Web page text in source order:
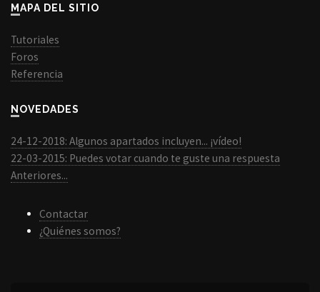
MAPA DEL SITIO
Tutoriales
Foros
Referencia
NOVEDADES
24-12-2018: Algunos apartados incluyen... ¡vídeo!
22-03-2015: Puedes votar cuando te guste una respuesta
Anteriores...
Contactar
¿Quiénes somos?